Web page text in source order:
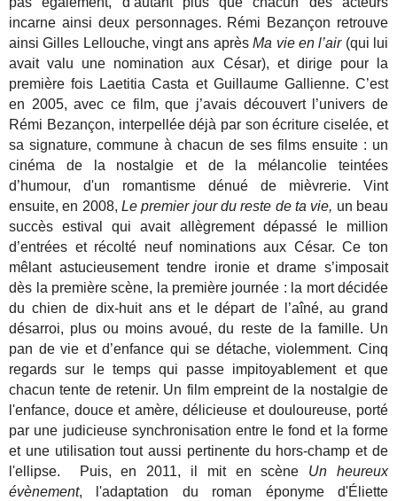
incarne ainsi deux personnages. Rémi Bezançon retrouve
ainsi Gilles Lellouche, vingt ans aprèsMa vie en l’air(qui lui
avait valu une nomination aux César), et dirige pour la
première fois Laetitia Casta et Guillaume Gallienne. C’est
en 2005, avec ce film, que j’avais découvert l’univers de
Rémi Bezançon, interpellée déjà par son écriture ciselée, et
sa signature, commune à chacun de ses films ensuite : un
cinéma de la nostalgie et de la mélancolie teintées
d’humour, d'un romantisme dénué de mièvrerie. Vint
ensuite, en 2008,Le premier jour du reste de ta vie, un beau
succès estival qui avait allègrement dépassé le million
d’entrées et récolté neuf nominations aux César. Ce ton
mêlant astucieusement tendre ironie et drame s’imposait
dès la première scène, la première journée : la mort décidée
du chien de dix-huit ans et le départ de l’aîné, au grand
désarroi, plus ou moins avoué, du reste de la famille. Un
pan de vie et d’enfance qui se détache, violemment. Cinq
regards sur le temps qui passe impitoyablement et que
chacun tente de retenir. Un film empreint de la nostalgie de
l'enfance, douce et amère, délicieuse et douloureuse, porté
par une judicieuse synchronisation entre le fond et la forme
et une utilisation tout aussi pertinente du hors-champ et de
l'ellipse. Puis, en 2011, il mit en scène Un heureux
évènement, l'adaptation du roman éponyme d'Éliette